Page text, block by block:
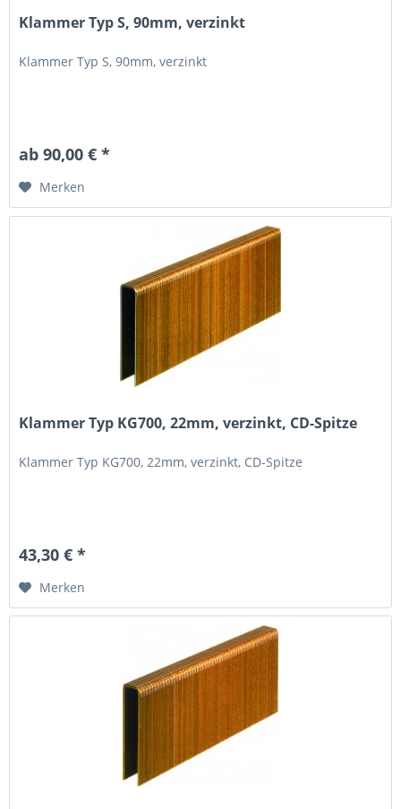
Klammer Typ S, 90mm, verzinkt
Klammer Typ S, 90mm, verzinkt
ab 90,00 € *
Merken
Klammer Typ KG700, 22mm, verzinkt, CD-Spitze
Klammer Typ KG700, 22mm, verzinkt, CD-Spitze
43,30 € *
Merken